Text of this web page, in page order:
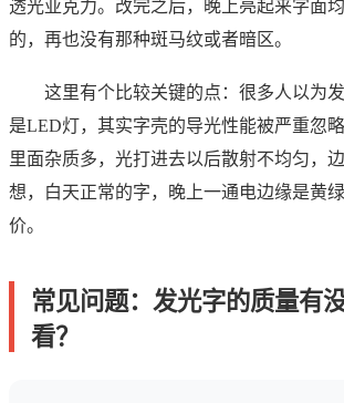
透光亚克力。改完之后，晚上亮起来字面
的，再也没有那种斑马纹或者暗区。
这里有个比较关键的点：很多人以为
是LED灯，其实字壳的导光性能被严重忽
里面杂质多，光打进去以后散射不均匀，
想，白天正常的字，晚上一通电边缘是黄
价。
常见问题：发光字的质量有
看？